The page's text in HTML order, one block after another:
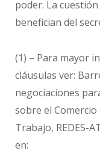
poder. La
benefician del
(1) – Para mayor
cláusulas ver:
negociaciones
sobre el Comercio
Trabajo, REDES-
en: